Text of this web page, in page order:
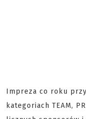
Impreza co roku
kategoriach TEAM,